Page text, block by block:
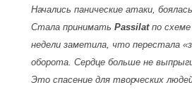
Начались панические атаки,
Стала приниматьPassilatпо схеме
недели заметила, что перестала
оборота. Сердце больше не
Это спасение для творческих